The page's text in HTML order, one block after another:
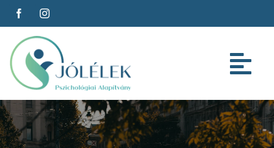
Kihagyás
Az alapítványról